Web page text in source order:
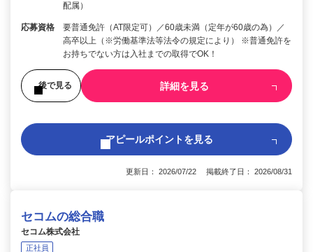
配属）
応募資格
要普通免許（AT限定可）／60歳未満（定年が60歳の為）／
高卒以上（※労働基準法等法令の規定により） ※普通免許を
お持ちでない方は入社までの取得でOK！
後で見る 詳細を見る
アピールポイントを見る
更新日： 2026/07/22 掲載終了日： 2026/08/31
セコムの総合職
セコム株式会社
正社員